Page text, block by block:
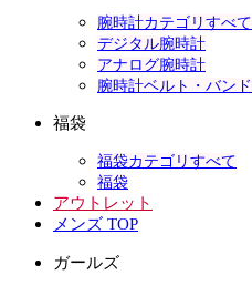
腕時計カテゴリすべて
デジタル腕時計
アナログ腕時計
腕時計ベルト・バンド
福袋
福袋カテゴリすべて
福袋
アウトレット
メンズ TOP
ガールズ